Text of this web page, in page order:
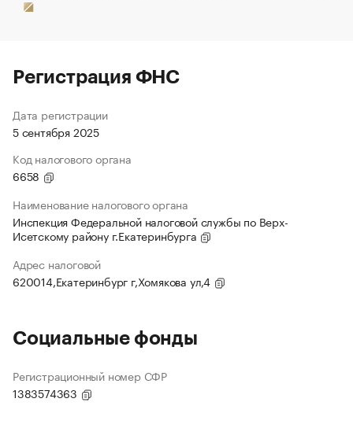
Регистрация ФНС
Дата регистрации
5 сентября 2025
Код налогового органа
6658
Наименование налогового органа
Инспекция Федеральной налоговой службы по Верх-
Исетскому району г.Екатеринбурга
Адрес налоговой
620014,Екатеринбург г,Хомякова ул,4
Социальные фонды
Регистрационный номер СФР
1383574363